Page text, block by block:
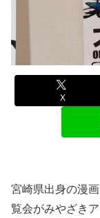
X
宮崎県出身の漫
覧会がみやざき